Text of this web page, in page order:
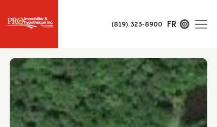
(819) 323-8900 FR